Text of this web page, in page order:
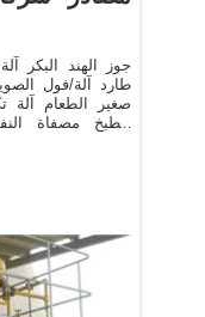
جوز الهند البكر
الطبخ مصفاة